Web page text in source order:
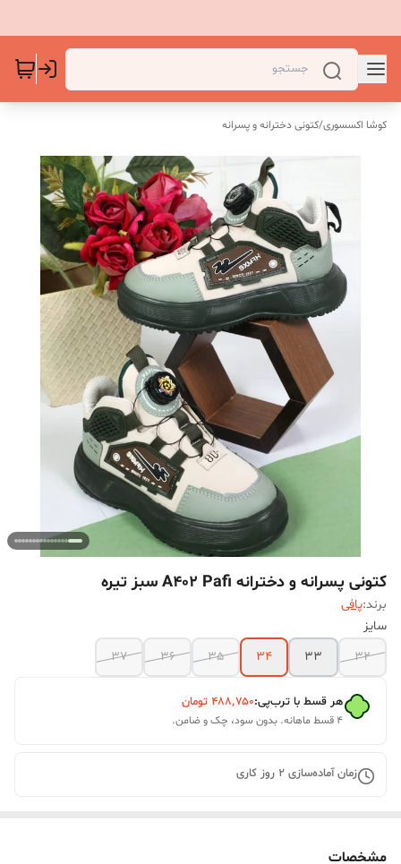
کوشا اکسسوری/کتونی دخترانه و پسرانه
کتونی پسرانه و دخترانه A402 Pafi سبز تیره
برند:پافی
سایز
32
33
34
35
36
37
هر قسط با ترب‌پی:۴۸۸٬۷۵۰ تومان
۴ قسط ماهانه. بدون سود، چک و ضامن.
زمان آماده‌سازی 2 روز کاری
مشخصات